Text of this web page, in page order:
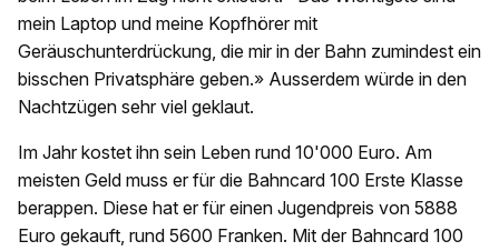
mein Laptop und meine Kopfhörer mit
Geräuschunterdrückung, die mir in der Bahn zumindest ein
bisschen Privatsphäre geben.» Ausserdem würde in den
Nachtzügen sehr viel geklaut.
Im Jahr kostet ihn sein Leben rund 10'000 Euro. Am
meisten Geld muss er für die Bahncard 100 Erste Klasse
berappen. Diese hat er für einen Jugendpreis von 5888
Euro gekauft, rund 5600 Franken. Mit der Bahncard 100